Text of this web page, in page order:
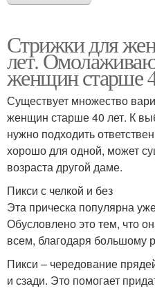
Стрижки для
лет.
женщин старше
Существует множество
женщин старше 40 лет. К
нужно подходить
хорошо для одной, может
возраста другой даме.
Пикси с челкой и без
Эта прическа популярна
Обусловлено это тем, что
всем, благодаря большому
Пикси – чередование
и сзади. Это помогает